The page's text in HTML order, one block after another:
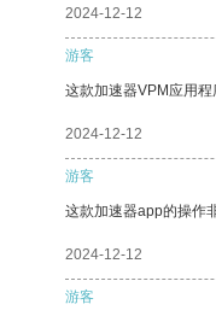
2024-12-12
游客
这款加速器VPM应用
2024-12-12
游客
这款加速器app的操作
2024-12-12
游客